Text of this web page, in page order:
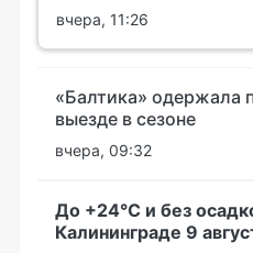
вчера, 11:26
«Балтика» одержала
выезде в сезоне
вчера, 09:32
До +24°С и без
Калининграде 9